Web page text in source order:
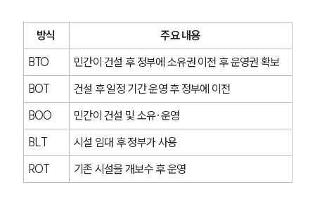
방식
주요 내용
BTO
민간이 건설 후 정부에 소유권 이전 후 운영권 확보
BOT
건설 후 일정 기간 운영 후 정부에 이전
BOO
민간이 건설 및 소유·운영
BLT
시설 임대 후 정부가 사용
ROT
기존 시설을 개보수 후 운영